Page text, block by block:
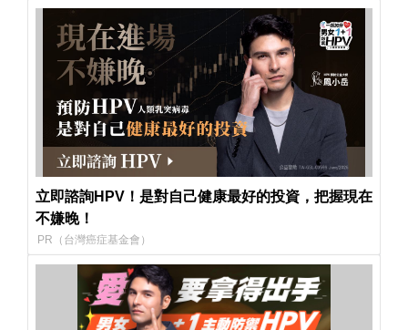
立即諮詢HPV！是對自己健康最好的投資，把握現在
不嫌晚！
PR（台灣癌症基金會）